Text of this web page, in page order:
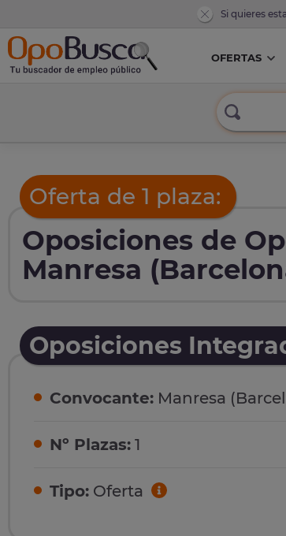
Si quieres
OFERTAS
Oferta de 1 plaza:
Oposiciones de
Manresa
Oposiciones
Convocante: Manresa
Nº Plazas: 1
Tipo: Oferta